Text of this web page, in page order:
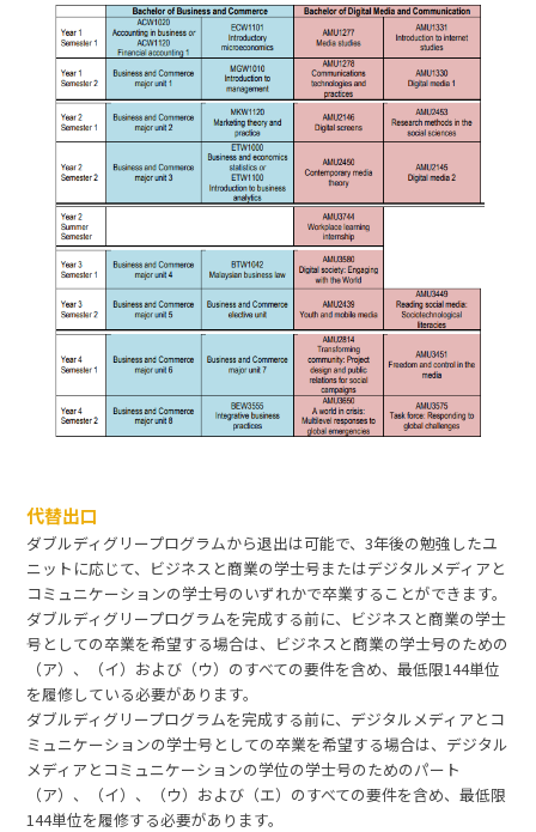
代替出口
ダブルディグリープログラムから退出は可能で、3年後の勉強したユ
ニットに応じて、ビジネスと商業の学士号またはデジタルメディアと
コミュニケーションの学士号のいずれかで卒業することができます。
ダブルディグリープログラムを完成する前に、ビジネスと商業の学士
号としての卒業を希望する場合は、ビジネスと商業の学士号のための
（ア）、（イ）および（ウ）のすべての要件を含め、最低限144単位
を履修している必要があります。
ダブルディグリープログラムを完成する前に、デジタルメディアとコ
ミュニケーションの学士号としての卒業を希望する場合は、デジタル
メディアとコミュニケーションの学位の学士号のためのパート
（ア）、（イ）、（ウ）および（エ）のすべての要件を含め、最低限
144単位を履修する必要があります。